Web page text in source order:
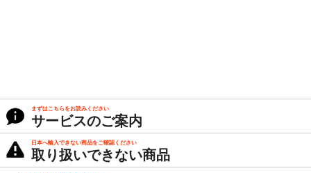
まずはこちらをお読みください
サービスのご案内
日本へ輸入できない商品をご確認ください
取り扱いできない商品